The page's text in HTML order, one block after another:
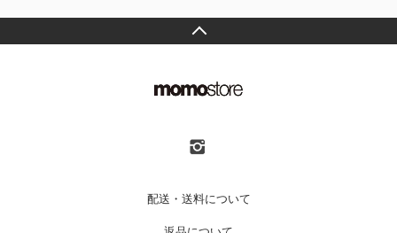
配送・送料について